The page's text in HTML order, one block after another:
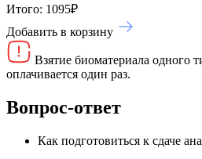
Итого: 1095₽
Добавить в корзину
Взятие биоматериала одного
оплачивается один раз.
Вопрос-ответ
Как подготовиться к сдаче